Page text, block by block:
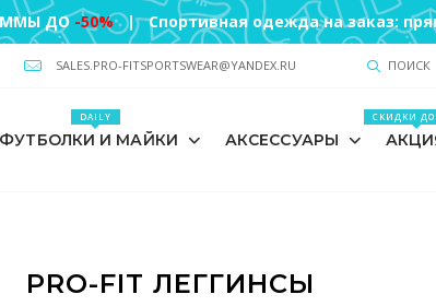
ДО-50% | Спортивная одежда на заказ:
SALES.PRO-FITSPORTSWEAR@YANDEX.RU ПОИСК
ФУТБОЛКИ И МАЙКИ
DAILY
АКСЕССУАРЫ
СКИДКИ ДО
PRO-FIT ЛЕГГИНСЫ